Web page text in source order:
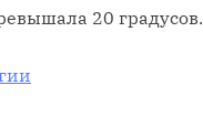
20 градусов.